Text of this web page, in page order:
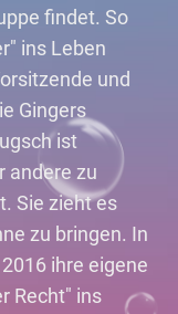
findet. So
ins Leben
und
Gingers
ist
andere zu
Sie zieht es
zu bringen. In
ihre eigene
Recht" ins